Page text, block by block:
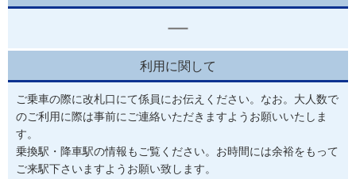
利用に関して
ご乗車の際に改札口にて係員にお伝えください。なお。大人数で
のご利用に際は事前にご連絡いただきますようお願いいたしま
す。
乗換駅・降車駅の情報もご覧ください。お時間には余裕をもって
ご来駅下さいますようお願い致します。